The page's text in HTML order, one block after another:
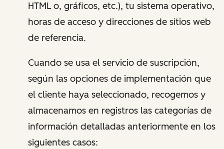
HTML o, gráficos, etc.), tu sistema operativo,
horas de acceso y direcciones de sitios web
de referencia.
Cuando se usa el servicio de suscripción,
según las opciones de implementación que
el cliente haya seleccionado, recogemos y
almacenamos en registros las categorías de
información detalladas anteriormente en los
siguientes casos: